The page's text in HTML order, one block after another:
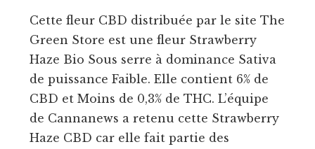
Cette fleur CBD distribuée par le site The
Green Store est une fleur Strawberry
Haze Bio Sous serre à dominance Sativa
de puissance Faible. Elle contient 6% de
CBD et Moins de 0,3% de THC. L’équipe
de Cannanews a retenu cette Strawberry
Haze CBD car elle fait partie des